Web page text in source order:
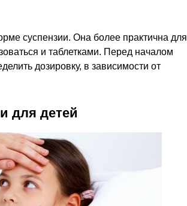
суспензии. Она более практична для
и таблетками. Перед началом
дозировку, в зависимости от
для детей